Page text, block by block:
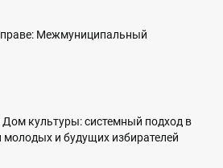
Межмуниципальный
культуры: системный подход в
и будущих избирателей